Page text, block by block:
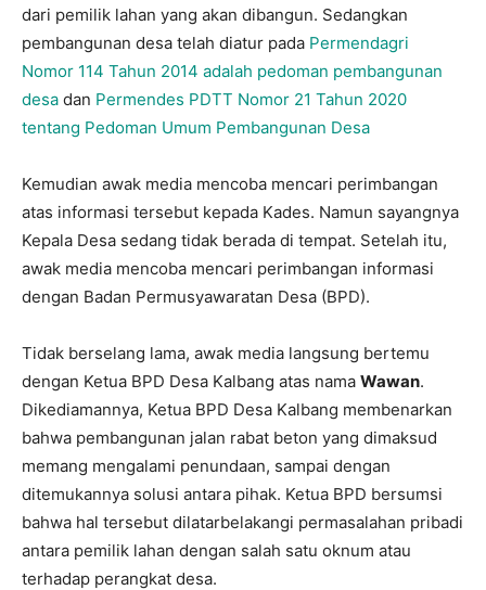
dari pemilik lahan yang akan dibangun. Sedangkan
pembangunan desa telah diatur pada Permendagri
Nomor 114 Tahun 2014 adalah pedoman pembangunan
desa dan Permendes PDTT Nomor 21 Tahun 2020
tentang Pedoman Umum Pembangunan Desa
Kemudian awak media mencoba mencari perimbangan
atas informasi tersebut kepada Kades. Namun sayangnya
Kepala Desa sedang tidak berada di tempat. Setelah itu,
awak media mencoba mencari perimbangan informasi
dengan Badan Permusyawaratan Desa (BPD).
Tidak berselang lama, awak media langsung bertemu
dengan Ketua BPD Desa Kalbang atas nama Wawan.
Dikediamannya, Ketua BPD Desa Kalbang membenarkan
bahwa pembangunan jalan rabat beton yang dimaksud
memang mengalami penundaan, sampai dengan
ditemukannya solusi antara pihak. Ketua BPD bersumsi
bahwa hal tersebut dilatarbelakangi permasalahan pribadi
antara pemilik lahan dengan salah satu oknum atau
terhadap perangkat desa.